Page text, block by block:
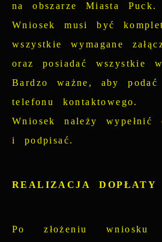
na obszarze Miasta Puck.
Wniosek musi być
wszystkie wymagane
oraz posiadać wszystkie
Bardzo ważne, aby
telefonu kontaktowego.
Wniosek należy wypełnić
i podpisać.
REALIZACJA DOPŁATY
Po złożeniu wniosku